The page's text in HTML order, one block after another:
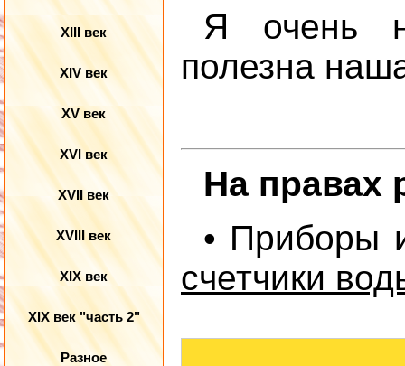
XIII век
XIV век
XV век
XVI век
XVII век
XVIII век
XIX век
XIX век "часть 2"
Разное
Я очень
полезна
На правах
• Приборы
счетчики